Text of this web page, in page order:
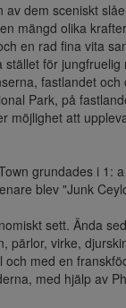
dem sceniskt
mängd olika
en rad fina vita
för
fastlandet
Park, på
att
grundades i
blev "Junk
sett. Ända
virke,
med en
med hjälp av